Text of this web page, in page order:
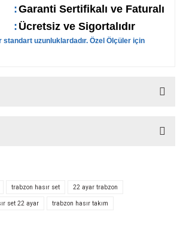
:Garanti Sertifikalı ve Faturalı
: Ücretsiz ve Sigortalıdır
standart uzunluklardadır. Özel Ölçüler için
ürüne ilk yorumu siz yapın!
trabzon hasır set 22 ayar trabzon
set 22 ayar trabzon hasır takım